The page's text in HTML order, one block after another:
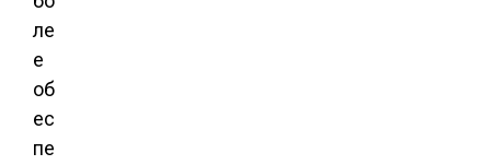
ле
е
об
ес
пе